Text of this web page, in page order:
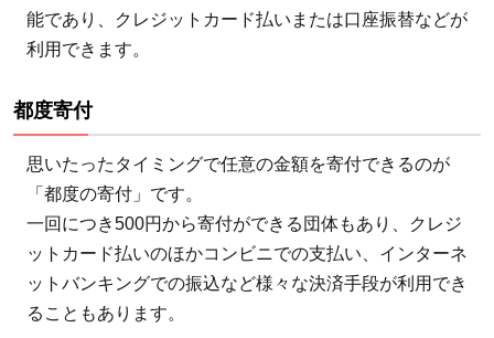
能であり、クレジットカード払いまたは口座振替などが
利用できます。
都度寄付
思いたったタイミングで任意の金額を寄付できるのが
「都度の寄付」です。
一回につき500円から寄付ができる団体もあり、クレジ
ットカード払いのほかコンビニでの支払い、インターネ
ットバンキングでの振込など様々な決済手段が利用でき
ることもあります。